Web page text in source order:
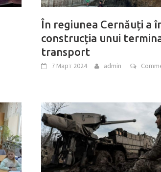
În regiunea Cernăuți a
construcția unui
transport
7 Март 2024 admin